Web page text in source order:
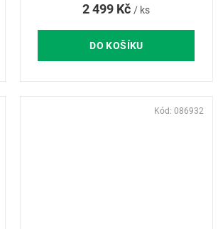
2 499 Kč / ks
DO KOŠÍKU
Kód:086932